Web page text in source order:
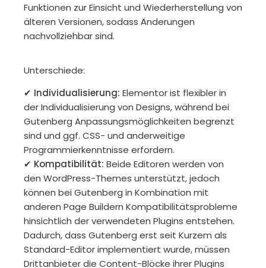
Funktionen zur Einsicht und Wiederherstellung von
älteren Versionen, sodass Änderungen
nachvollziehbar sind.
Unterschiede:
✔ Individualisierung: Elementor ist flexibler in
der Individualisierung von Designs, während bei
Gutenberg Anpassungsmöglichkeiten begrenzt
sind und ggf. CSS- und anderweitige
Programmierkenntnisse erfordern.
✔ Kompatibilität: Beide Editoren werden von
den WordPress-Themes unterstützt, jedoch
können bei Gutenberg in Kombination mit
anderen Page Buildern Kompatibilitätsprobleme
hinsichtlich der verwendeten Plugins entstehen.
Dadurch, dass Gutenberg erst seit Kurzem als
Standard-Editor implementiert wurde, müssen
Drittanbieter die Content-Blöcke ihrer Plugins